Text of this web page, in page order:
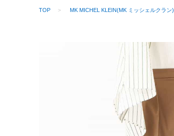
TOP MK MICHEL KLEIN(MK ミッシェルクラン)